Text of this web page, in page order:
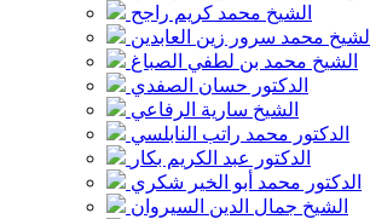
الشيخ محمد كريم راجح
الشيخ محمد سرور زين العابدين
الشيخ محمد بن لطفي الصباغ
الدكتور حسان الصفدي
الشيخ سارية الرفاعي
الدكتور محمد راتب النابلسي
الدكتور عبد الكريم بكار
الدكتور محمد أبو الخير شكري
الشيخ جمال الدين السيروان